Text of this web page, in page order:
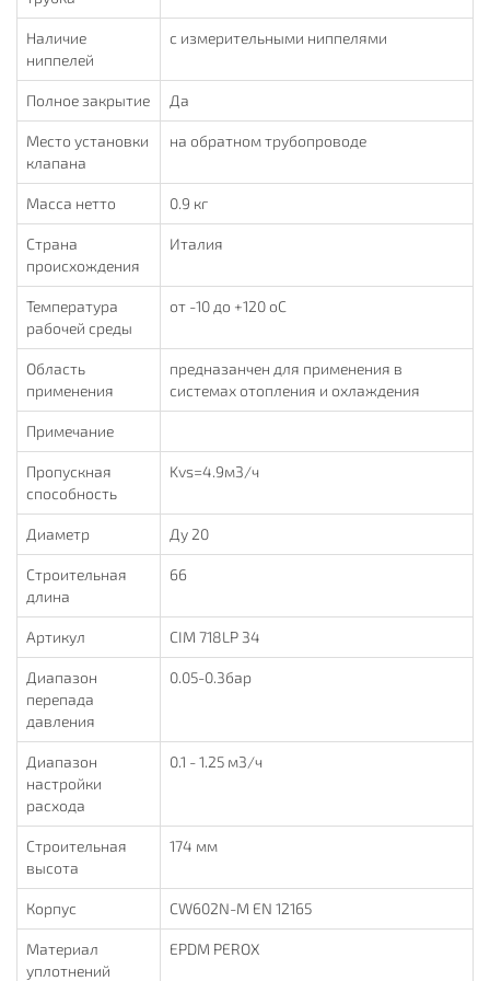
Наличие
ниппелей
с измерительными ниппелями
Полное закрытие Да
Место установки
клапана
на обратном трубопроводе
Масса нетто 0.9 кг
Страна
происхождения
Италия
Температура
рабочей среды
от -10 до +120 oC
Область
применения
предназанчен для применения в
системах отопления и охлаждения
Примечание
Пропускная
способность
Kvs=4.9м3/ч
Диаметр Ду 20
Строительная
длина
66
Артикул CIM 718LP 34
Диапазон
перепада
давления
0.05-0.3бар
Диапазон
настройки
расхода
0.1 - 1.25 м3/ч
Строительная
высота
174 мм
Корпус CW602N-M EN 12165
Материал
уплотнений
EPDM PEROX